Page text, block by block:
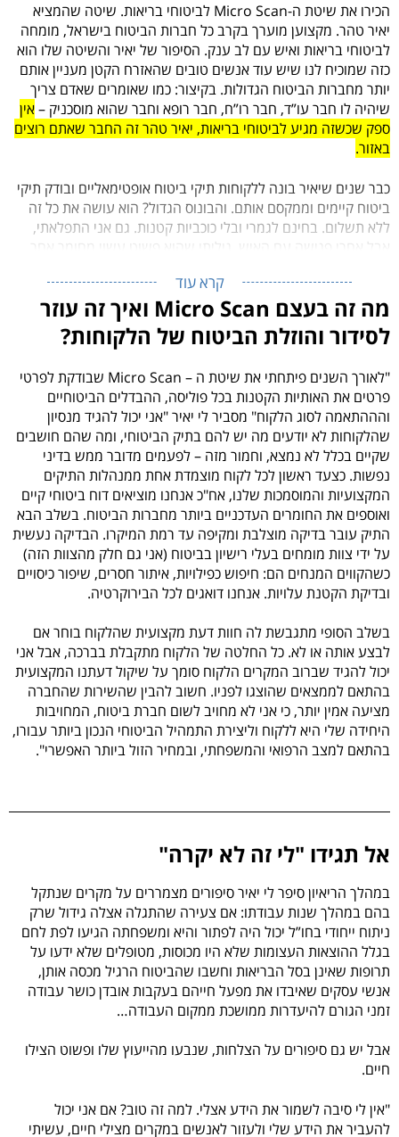
הכירו את שיטת ה-Micro Scan לביטוחי בריאות. שיטה שהמציא
יאיר טהר. מקצוען מוערך בקרב כל חברות הביטוח בישראל, מומחה
לביטוחי בריאות ואיש עם לב ענק. הסיפור של יאיר והשיטה שלו הוא
כזה שמוכיח לנו שיש עוד אנשים טובים שהאזרח הקטן מעניין אותם
יותר מחברות הביטוח הגדולות. בקיצור: כמו שאומרים שאדם צריך
שיהיה לו חבר עו”ד, חבר רו”ח, חבר רופא וחבר שהוא מוסכניק –אין
ספק שכשזה מגיע לביטוחי בריאות, יאיר טהר זה החבר שאתם רוצים
באזור.
כבר שנים שיאיר בונה ללקוחות תיקי ביטוח אופטימאליים ובודק תיקי
ביטוח קיימים וממקסם אותם. והבונוס הגדול? הוא עושה את כל זה
ללא תשלום. בחינם לגמרי ובלי כוכביות קטנות. גם אני התפלאתי,
אבל אחרי פגישה עם האיש, גיליתי שהוא פשוט עשוי מחומר אחר.
קרא עוד
מה זה בעצם Micro Scan ואיך זה עוזר
לסידור והוזלת הביטוח של הלקוחות?
"לאורך השנים פיתחתי את שיטת ה – Micro Scan שבודקת לפרטי
פרטים את האותיות הקטנות בכל פוליסה, ההבדלים הביטוחיים
והההתאמה לסוג הלקוח" מסביר לי יאיר "אני יכול להגיד מנסיון
שהלקוחות לא יודעים מה יש להם בתיק הביטוחי, ומה שהם חושבים
שקיים בכלל לא נמצא, וחמור מזה –לפעמים מדובר ממש בדיני
נפשות. כצעד ראשון לכל לקוח מוצמדת אחת ממנהלות התיקים
המקצועיות והמוסמכות שלנו, אח"כ אנחנו מוציאים דוח ביטוחי קיים
ואוספים את החומרים העדכניים ביותר מחברות הביטוח. בשלב הבא
התיק עובר בדיקה מוצלבת ומקיפה עד רמת המיקרו. הבדיקה נעשית
על ידי צוות מומחים בעלי רישיון בביטוח (אני גם חלק מהצוות הזה)
כשהקווים המנחים הם: חיפוש כפילויות, איתור חסרים, שיפור כיסויים
ובדיקת הקטנת עלויות. אנחנו דואגים לכל הבירוקרטיה.
בשלב הסופי מתגבשת לה חוות דעת מקצועית שהלקוח בוחר אם
לבצע אותה או לא. כל החלטה של הלקוח מתקבלת בברכה, אבל אני
יכול להגיד שברוב המקרים הלקוח סומך על שיקול דעתנו המקצועית
בהתאם לממצאים שהוצגו לפניו. חשוב להבין שהשירות שהחברה
מציעה אמין יותר, כי אני לא מחויב לשום חברת ביטוח, המחויבות
היחידה שלי היא ללקוח וליצירת התמהיל הביטוחי הנכון ביותר עבורו,
בהתאם למצב הרפואי והמשפחתי, ובמחיר הזול ביותר האפשרי".
אל תגידו "לי זה לא יקרה"
במהלך הריאיון סיפר לי יאיר סיפורים מצמררים על מקרים שנתקל
בהם במהלך שנות עבודתו: אם צעירה שהתגלה אצלה גידול שרק
ניתוח ייחודי בחו”ל יכול היה לפתור והיא ומשפחתה הגיעו לפת לחם
בגלל ההוצאות העצומות שלא היו מכוסות, מטופלים שלא ידעו על
תרופות שאינן בסל הבריאות וחשבו שהביטוח הרגיל מכסה אותן,
אנשי עסקים שאיבדו את מפעל חייהם בעקבות אובדן כושר עבודה
זמני הגורם להיעדרות ממושכת ממקום העבודה…
אבל יש גם סיפורים על הצלחות, שנבעו מהייעוץ שלו ופשוט הצילו
חיים.
"אין לי סיבה לשמור את הידע אצלי. למה זה טוב? אם אני יכול
להעביר את הידע שלי ולעזור לאנשים במקרים מצילי חיים, עשיתי